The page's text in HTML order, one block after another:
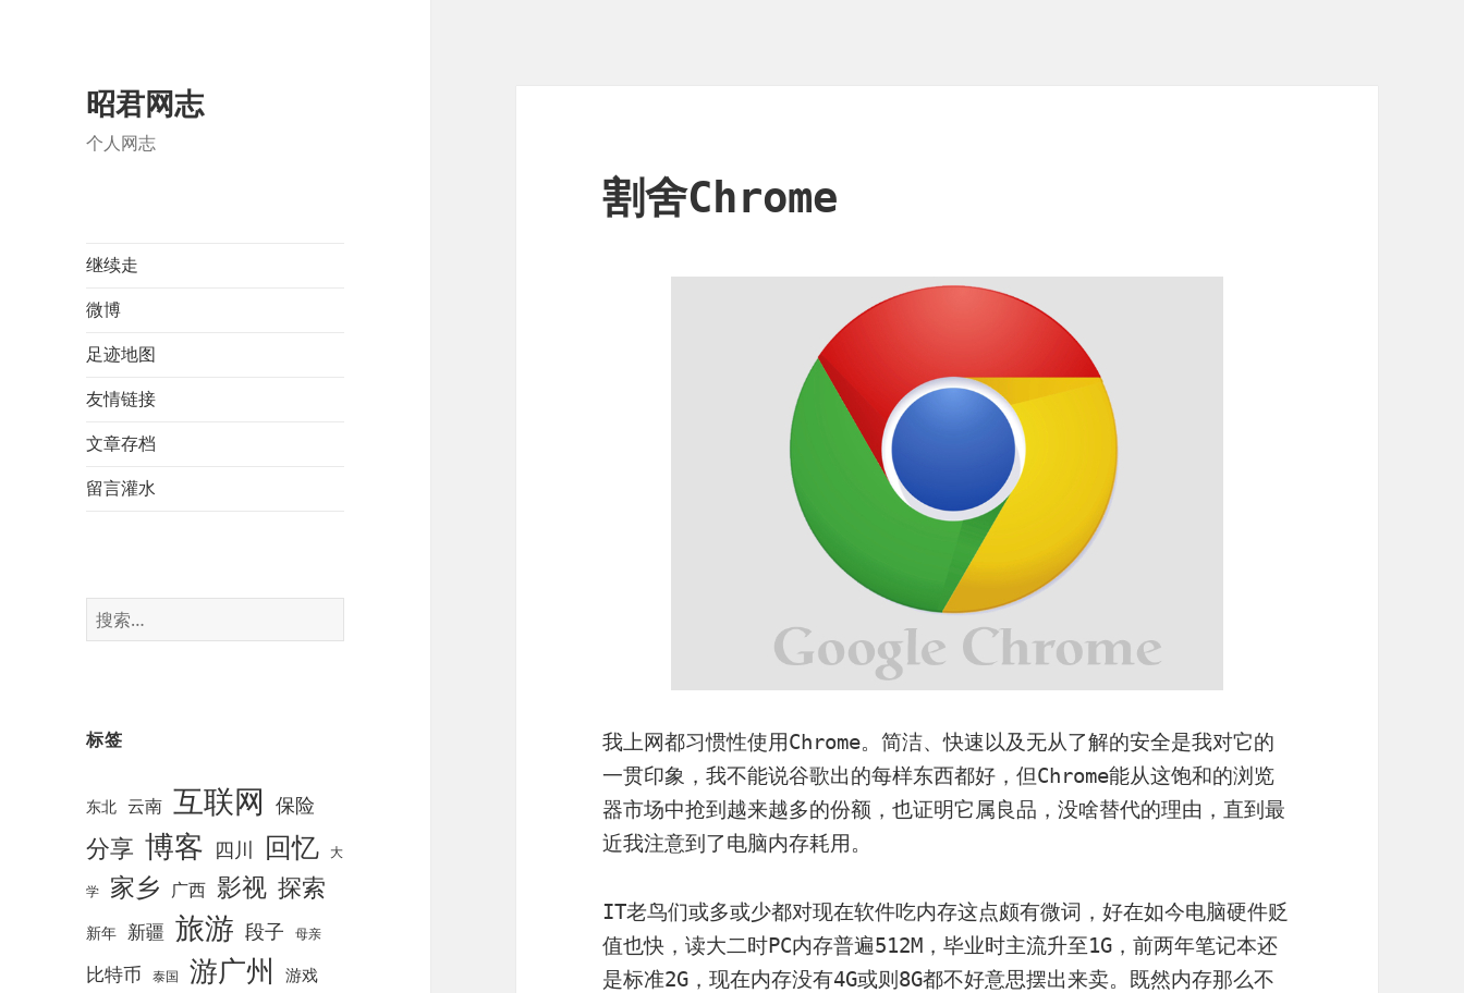
昭君网志
个人网志
继续走
微博
足迹地图
友情链接
文章存档
留言灌水
搜
索
标签
东北 云南 互联网 保险
分享 博客 四川 回忆 大
学 家乡 广西 影视 探索
新年 新疆 旅游 段子 母亲
比特币 泰国 游广州 游戏
割舍Chrome
我上网都习惯性使用Chrome。简洁、快速以及无从了解的安全是我对它的
一贯印象，我不能说谷歌出的每样东西都好，但Chrome能从这饱和的浏览
器市场中抢到越来越多的份额，也证明它属良品，没啥替代的理由，直到最
近我注意到了电脑内存耗用。
IT老鸟们或多或少都对现在软件吃内存这点颇有微词，好在如今电脑硬件贬
值也快，读大二时PC内存普遍512M，毕业时主流升至1G，前两年笔记本还
是标准2G，现在内存没有4G或则8G都不好意思摆出来卖。既然内存那么不